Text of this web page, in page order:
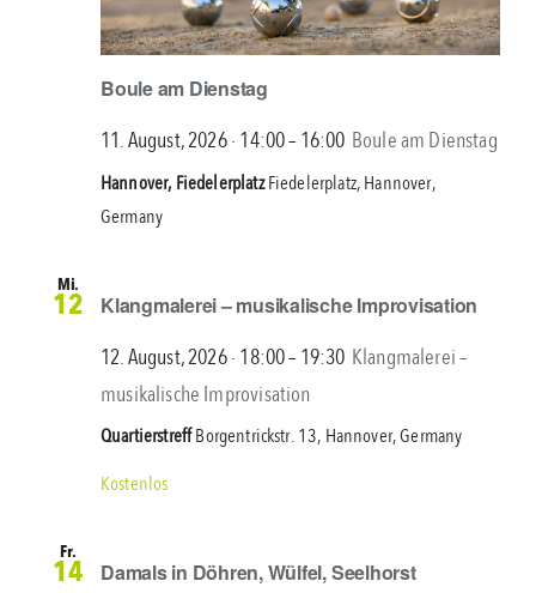
Boule am Dienstag
11. August, 2026 ∙ 14:00– 16:00 Boule am Dienstag
Hannover, FiedelerplatzFiedelerplatz, Hannover,
Germany
Mi.
12 Klangmalerei – musikalische Improvisation
12. August, 2026 ∙ 18:00– 19:30 Klangmalerei –
musikalische Improvisation
QuartierstreffBorgentrickstr. 13, Hannover, Germany
Kostenlos
Fr.
14 Damals in Döhren, Wülfel, Seelhorst